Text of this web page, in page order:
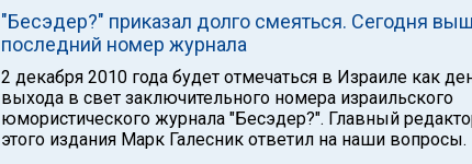
"Бесэдер?" приказал долго смеяться. Сегодня
последний номер журнала
2 декабря 2010 года будет отмечаться в Израиле как
выхода в свет заключительного номера израильского
юмористического журнала "Бесэдер?". Главный
этого издания Марк Галесник ответил на наши вопросы.